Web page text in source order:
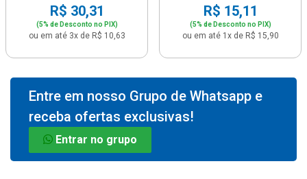
R$ 30,31
(5% de Desconto no PIX)
ou em até 3x de R$ 10,63
R$ 15,11
(5% de Desconto no PIX)
ou em até 1x de R$ 15,90
Entre em nosso Grupo de Whatsapp e
receba ofertas exclusivas!
Entrar no grupo